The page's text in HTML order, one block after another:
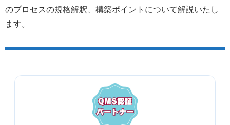
のプロセスの規格解釈、構築ポイントについて解説いたし
ます。